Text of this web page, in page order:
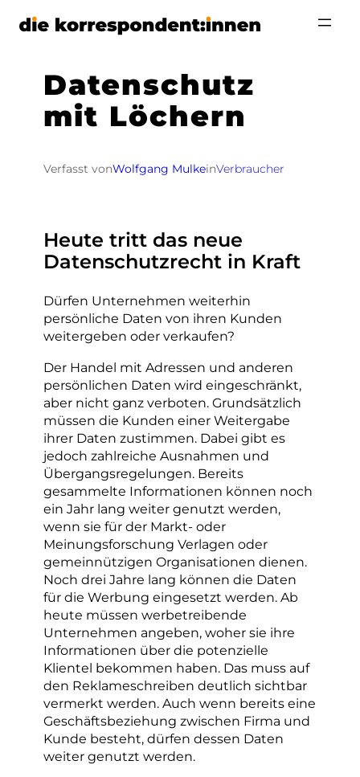
Zum
Datenschutz
mit Löchern
Verfasst vonWolfgang MulkeinVerbraucher
Heute tritt das neue
Datenschutzrecht in Kraft
Dürfen Unternehmen weiterhin
persönliche Daten von ihren Kunden
weitergeben oder verkaufen?
Der Handel mit Adressen und anderen
persönlichen Daten wird eingeschränkt,
aber nicht ganz verboten. Grundsätzlich
müssen die Kunden einer Weitergabe
ihrer Daten zustimmen. Dabei gibt es
jedoch zahlreiche Ausnahmen und
Übergangsregelungen. Bereits
gesammelte Informationen können noch
ein Jahr lang weiter genutzt werden,
wenn sie für der Markt- oder
Meinungsforschung Verlagen oder
gemeinnützigen Organisationen dienen.
Noch drei Jahre lang können die Daten
für die Werbung eingesetzt werden. Ab
heute müssen werbetreibende
Unternehmen angeben, woher sie ihre
Informationen über die potenzielle
Klientel bekommen haben. Das muss auf
den Reklameschreiben deutlich sichtbar
vermerkt werden. Auch wenn bereits eine
Geschäftsbeziehung zwischen Firma und
Kunde besteht, dürfen dessen Daten
weiter genutzt werden.